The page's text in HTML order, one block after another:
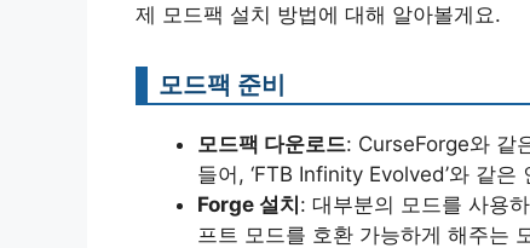
제 모드팩 설치 방법에 대해 알아볼게요.
모드팩 준비
모드팩 다운로드: CurseForge와 같
들어, ‘FTB Infinity Evolved’와 같은
Forge 설치: 대부분의 모드를 사용
프트 모드를 호환 가능하게 해주는